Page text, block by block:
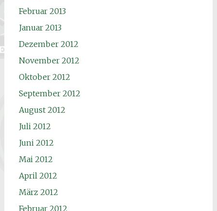
Februar 2013
Januar 2013
Dezember 2012
November 2012
Oktober 2012
September 2012
August 2012
Juli 2012
Juni 2012
Mai 2012
April 2012
März 2012
Februar 2012